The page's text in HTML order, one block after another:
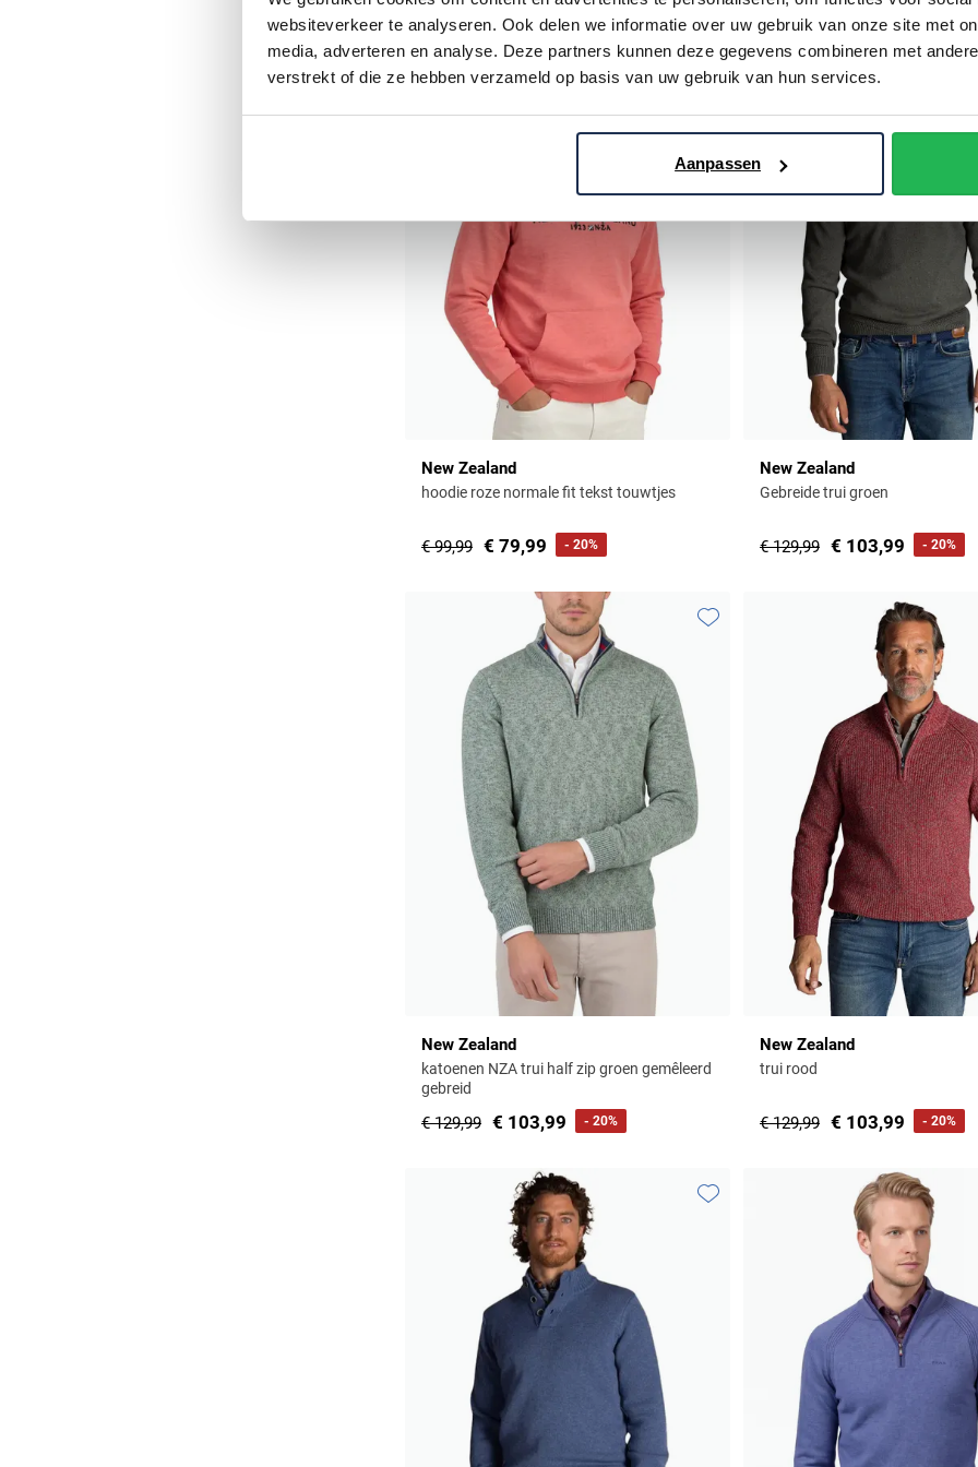
websiteverkeer te analyseren. Ook delen we informatie over uw gebruik van onze site met
media, adverteren en analyse. Deze partners kunnen deze gegevens combineren met
verstrekt of die ze hebben verzameld op basis van uw gebruik van hun services.
Aanpassen
New Zealand
hoodie roze normale fit tekst touwtjes
€ 99,99 € 79,99 - 20%
Toevoegen aan favorieten
New Zealand
Gebreide trui groen
€ 129,99 € 103,99 - 20%
New Zealand
katoenen NZA trui half zip groen gemêleerd
gebreid
€ 129,99 € 103,99 - 20%
New Zealand
trui rood
€ 129,99 € 103,99 - 20%
Toevoegen aan favorieten